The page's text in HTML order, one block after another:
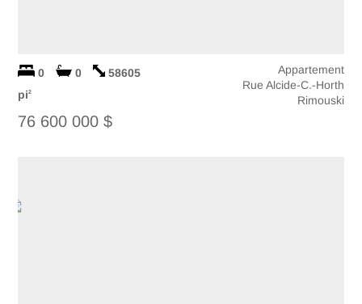
0 0
58605
pi2
76 600 000 $
Appartement
Rue Alcide-C.-Horth
Rimouski